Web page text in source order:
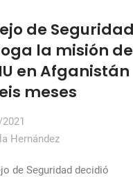
de Seguridad
la misión de
en Afganistán
meses
Hernández
de Seguridad decidió